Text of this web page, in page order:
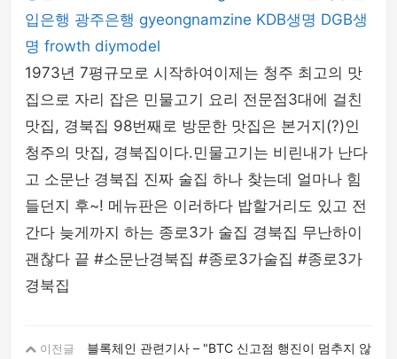
입은행 광주은행 gyeongnamzine KDB생명 DGB생
명 frowth diymodel
1973년 7평규모로 시작하여이제는 청주 최고의 맛
집으로 자리 잡은 민물고기 요리 전문점3대에 걸친
맛집, 경북집 98번째로 방문한 맛집은 본거지(?)인
청주의 맛집, 경북집이다.민물고기는 비린내가 난다
고 소문난 경북집 진짜 술집 하나 찾는데 얼마나 힘
들던지 후~! 메뉴판은 이러하다 밥할거리도 있고 전
간다 늦게까지 하는 종로3가 술집 경북집 무난하이
괜찮다 끝 #소문난경북집 #종로3가술집 #종로3가
경북집
이전글
블록체인 관련기사 – "BTC 신고점 행진이 멈추지 않